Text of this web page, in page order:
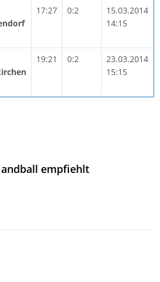
17:27 0:2
15.03.2014
14:15
19:21 0:2
23.03.2014
15:15
empfiehlt